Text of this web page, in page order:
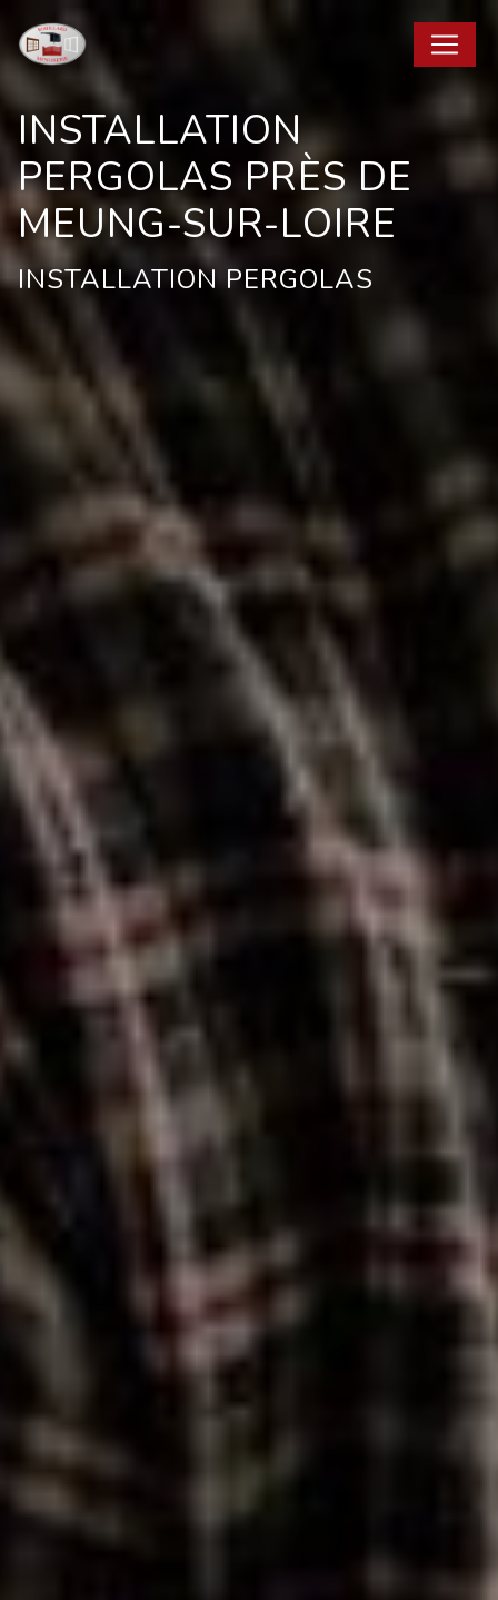
INSTALLATION
PERGOLAS PRÈS DE
MEUNG-SUR-LOIRE
INSTALLATION PERGOLAS
Panneau de gestion des cookies